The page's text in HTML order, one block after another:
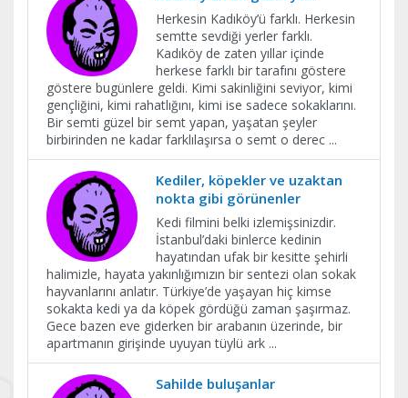
Herkesin Kadıköy’ü farklı. Herkesin
semtte sevdiği yerler farklı.
Kadıköy de zaten yıllar içinde
herkese farklı bir tarafını göstere
göstere bugünlere geldi. Kimi sakinliğini seviyor, kimi
gençliğini, kimi rahatlığını, kimi ise sadece sokaklarını.
Bir semti güzel bir semt yapan, yaşatan şeyler
birbirinden ne kadar farklılaşırsa o semt o derec ...
Kediler, köpekler ve uzaktan
nokta gibi görünenler
Kedi filmini belki izlemişsinizdir.
İstanbul’daki binlerce kedinin
hayatından ufak bir kesitte şehirli
halimizle, hayata yakınlığımızın bir sentezi olan sokak
hayvanlarını anlatır. Türkiye’de yaşayan hiç kimse
sokakta kedi ya da köpek gördüğü zaman şaşırmaz.
Gece bazen eve giderken bir arabanın üzerinde, bir
apartmanın girişinde uyuyan tüylü ark ...
Sahilde buluşanlar